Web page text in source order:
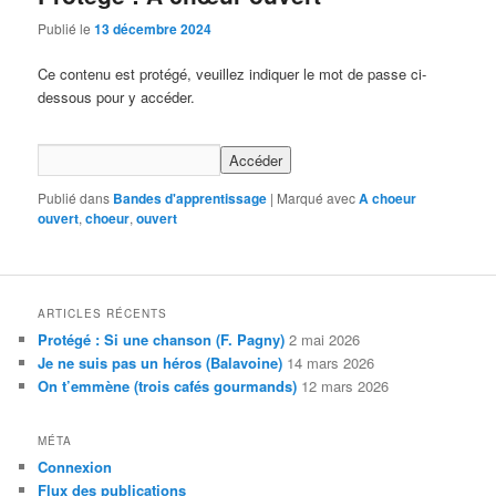
Publié le13 décembre 2024
Ce contenu est protégé, veuillez indiquer le mot de passe ci-
dessous pour y accéder.
Publié dans Bandes d'apprentissage | Marqué avecA choeur
ouvert,choeur,ouvert
ARTICLES RÉCENTS
Protégé : Si une chanson (F. Pagny) 2 mai 2026
Je ne suis pas un héros (Balavoine) 14 mars 2026
On t’emmène (trois cafés gourmands) 12 mars 2026
MÉTA
Connexion
Flux des publications